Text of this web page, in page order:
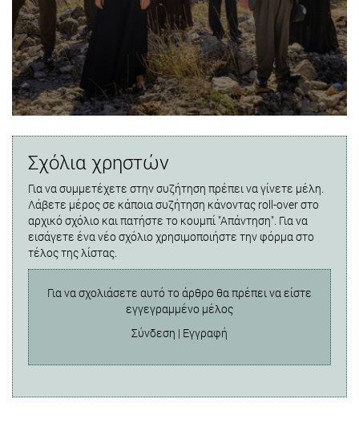
Σχόλια χρηστών
Για να συμμετέχετε στην συζήτηση πρέπει να γίνετε μέλη.
Λάβετε μέρος σε κάποια συζήτηση κάνοντας roll-over στο
αρχικό σχόλιο και πατήστε το κουμπί "Απάντηση". Για να
εισάγετε ένα νέο σχόλιο χρησιμοποιήστε την φόρμα στο
τέλος της λίστας.
Για να σχολιάσετε αυτό το άρθρο θα πρέπει να είστε
εγγεγραμμένο μέλος
Σύνδεση | Εγγραφή